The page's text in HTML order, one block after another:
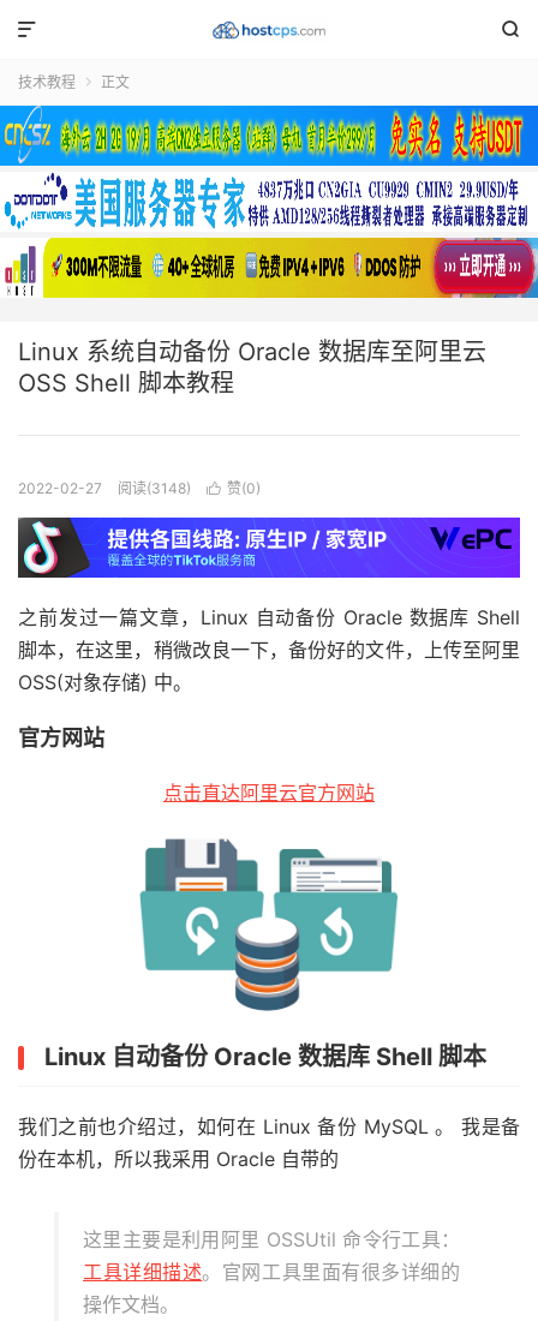


技术教程  正文
Linux 系统自动备份 Oracle 数据库至阿里云
OSS Shell 脚本教程
2022-02-27 阅读(3148)  赞(0)
之前发过一篇文章，Linux 自动备份 Oracle 数据库 Shell
脚本，在这里，稍微改良一下，备份好的文件，上传至阿里
OSS(对象存储) 中。
官方网站
点击直达阿里云官方网站
Linux 自动备份 Oracle 数据库 Shell 脚本
我们之前也介绍过，如何在 Linux 备份 MySQL 。 我是备
份在本机，所以我采用 Oracle 自带的
这里主要是利用阿里 OSSUtil 命令行工具：
工具详细描述。官网工具里面有很多详细的
操作文档。